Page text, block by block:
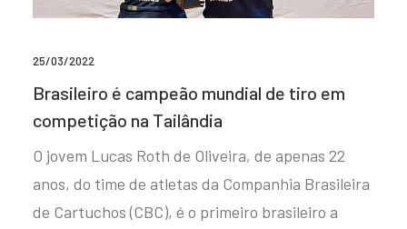
25/03/2022
Brasileiro é campeão mundial de tiro em
competição na Tailândia
O jovem Lucas Roth de Oliveira, de apenas 22
anos, do time de atletas da Companhia Brasileira
de Cartuchos (CBC), é o primeiro brasileiro a